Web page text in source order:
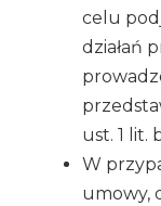
celu
działań
ust. 1 lit.
W
umowy,